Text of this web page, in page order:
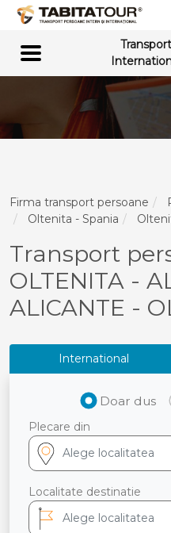
Transport
Firma transport persoane
Oltenita - Spania
Transport
OLTENITA -
ALICANTE -
International
Doar dus
Plecare din
Localitate destinatie